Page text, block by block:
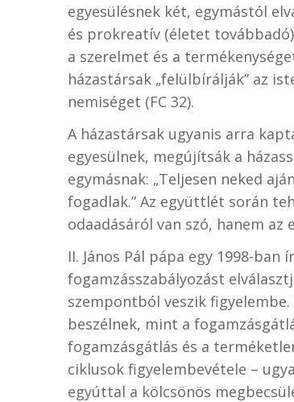
egyesülésnek két, egymástól
és prokreatív (életet
a szerelmet és a
házastársak „felülbírálják” az
nemiséget (FC 32).
A házastársak ugyanis arra
egyesülnek, megújítsák a
egymásnak: „Teljesen neked
fogadlak.” Az együttlét során
odaadásáról van szó, hanem az
II. János Pál pápa egy 1998-
fogamzásszabályozást
szempontból veszik
beszélnek, mint a
fogamzásgátlás és a
ciklusok figyelembevétele –
egyúttal a kölcsönös